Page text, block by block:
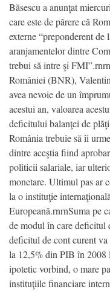
Băsescu a anunţat
care este de părere că
externe “preponderent
aranjamentelor dintre
trebui să intre şi
României (BNR),
avea nevoie de un
acestui an, valoarea
deficitului balanţei de
România trebuie să îi
dintre aceştia fiind
politicii salariale, iar
monetare. Ultimul pas ar
la o instituţie
Europeană.rnrnSuma pe
de modul în care deficitul
deficitul de cont curent
la 12,5% din PIB în 2008
ipotetic vorbind, o mare
instituţiile financiare